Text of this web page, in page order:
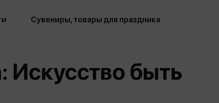
Сувениры, товары для праздника
Пакеты
Сувениры
Искусство быть